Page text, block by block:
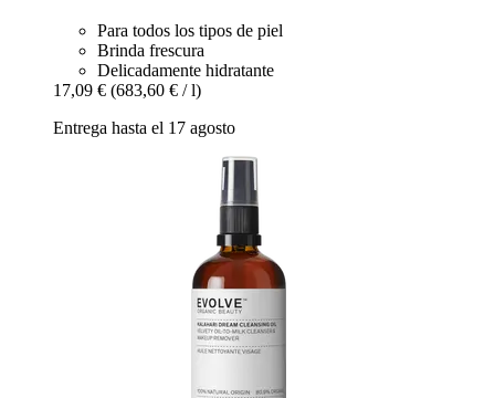
Para todos los tipos de piel
Brinda frescura
Delicadamente hidratante
17,09 € (683,60 € / l)
Entrega hasta el 17 agosto